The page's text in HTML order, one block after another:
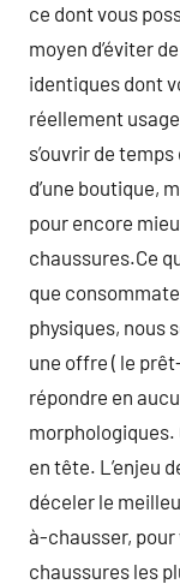
ce dont vous
moyen d’éviter
identiques dont
réellement
s’ouvrir de
d’une boutique,
pour encore
chaussures.Ce
que
physiques, nous
une offre ( le
répondre en
morphologiques.
en tête. L’enjeu
déceler le
à-chausser,
chaussures les